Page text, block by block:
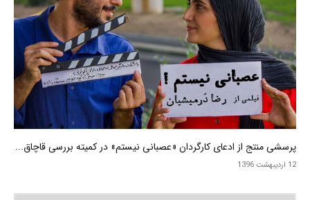
پرسشی منتج از ادعای کارگردان «عصبانی نیستم» در کمیته بررسی قاچاق...
12 اردیبهشت 1396